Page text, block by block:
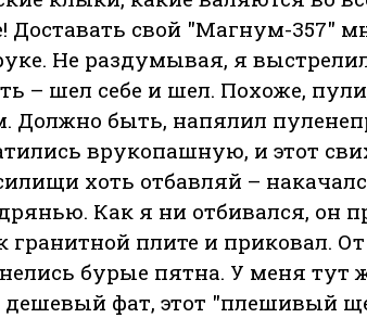
Доставать свой "Магнум-357"
Не раздумывая, я
– шел себе и шел. Похоже,
Должно быть, напялил
врукопашную, и этот
хоть отбавляй –
Как я ни отбивался, он
гранитной плите и приковал.
бурые пятна. У меня тут
дешевый фат, этот "плешивый